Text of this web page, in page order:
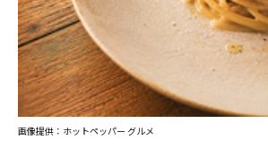
画像提供：ホットペッパー グルメ